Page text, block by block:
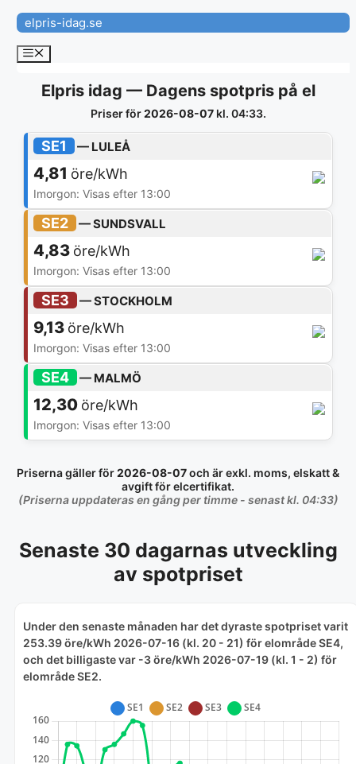
Hoppa
till
innehåll
elpris-idag.se
Meny
Elpris idag — Dagens spotpris på el
Priser för2026-08-07kl. 04:33.
SE1 — LULEÅ
4,81 öre/kWh
Imorgon: Visas efter 13:00
SE2 — SUNDSVALL
4,83 öre/kWh
Imorgon: Visas efter 13:00
SE3 — STOCKHOLM
9,13 öre/kWh
Imorgon: Visas efter 13:00
SE4 — MALMÖ
12,30 öre/kWh
Imorgon: Visas efter 13:00
Priserna gäller för2026-08-07och är exkl. moms, elskatt &
avgift för elcertifikat.
(Priserna uppdateras en gång per timme - senast kl. 04:33)
Senaste 30 dagarnas utveckling
av spotpriset
Under den senaste månaden har det dyraste spotpriset varit
253.39 öre/kWh 2026-07-16 (kl. 20 - 21) för elområde SE4,
och det billigaste var -3 öre/kWh 2026-07-19 (kl. 1 - 2) för
elområde SE2.